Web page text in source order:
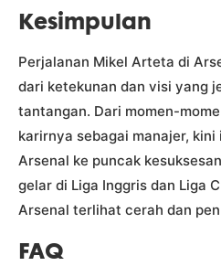
Kesimpulan
Perjalanan Mikel Arteta di
dari ketekunan dan visi yang
tantangan. Dari momen-
karirnya sebagai manajer, kini
Arsenal ke puncak
gelar di Liga Inggris dan Liga
Arsenal terlihat cerah dan
FAQ